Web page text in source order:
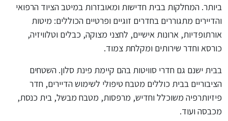
ביותר. המחלקות בבית חדישות ומאובזרות במיטב הציוד הרפואי
והדיירים מתגוררים בחדרים זוגיים ופרטיים הכוללים: מיטות
אורתופדיות, ארונות אישיים, לחצני מצוקה, כבלים וטלוויזיה,
כורסא וחדר שירותים ומקלחת צמוד.
בבית ישנם גם חדרי סוויטות בהם קיימת פינת סלון. השטחים
הציבוריים בבית כוללים מטבח טיפולי לשימוש הדיירים, חדר
פיזיותרפיה משוכלל וחדיש, מרפסות, מטבח מבשל, בית כנסת,
מכבסה ועוד.